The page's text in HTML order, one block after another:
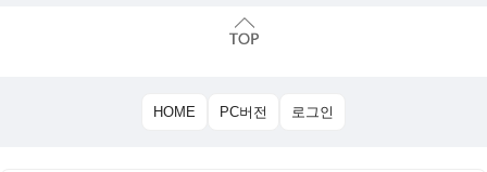
HOME PC버전 로그인